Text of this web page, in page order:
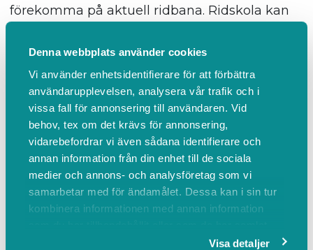
Denna webbplats använder cookies
Vi använder enhetsidentifierare för att förbättra
användarupplevelsen, analysera vår trafik och i
vissa fall för annonsering till användaren. Vid
behov, tex om det krävs för annonsering,
vidarebefordrar vi även sådana identifierare och
annan information från din enhet till de sociala
medier och annons- och analysföretag som vi
samarbetar med för ändamålet. Dessa kan i sin tur
kombinera informationen med annan information
Visa detaljer
förekomma på aktuell ridbana. Ridskola kan
då är ordinarie ridhus ledigt.
Privata ekipage skriver in aktivitet i kalendern
för planerad träning för tränare eller specifik
aktivitet (observera att ridbanorna då inte är
bokade, utan andra ekipage är alltid
välkomna att kunna rida samtidigt på
ridbanan). För att skapa aktivitet behöver du
ha löst anläggningskort. Aktivitet skapas